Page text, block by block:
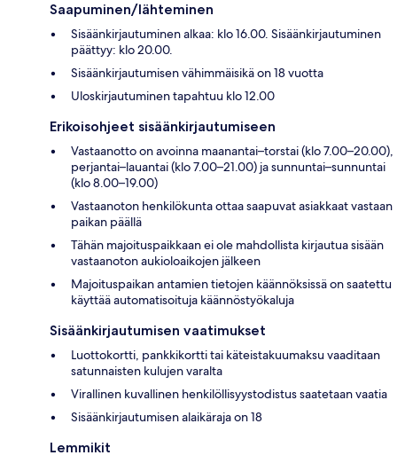
Saapuminen/lähteminen
Sisäänkirjautuminen alkaa: klo 16.00. Sisäänkirjautuminen
päättyy: klo 20.00.
Sisäänkirjautumisen vähimmäisikä on 18 vuotta
Uloskirjautuminen tapahtuu klo 12.00
Erikoisohjeet sisäänkirjautumiseen
Vastaanotto on avoinna maanantai–torstai (klo 7.00–20.00),
perjantai–lauantai (klo 7.00–21.00) ja sunnuntai–sunnuntai
(klo 8.00–19.00)
Vastaanoton henkilökunta ottaa saapuvat asiakkaat vastaan
paikan päällä
Tähän majoituspaikkaan ei ole mahdollista kirjautua sisään
vastaanoton aukioloaikojen jälkeen
Majoituspaikan antamien tietojen käännöksissä on saatettu
käyttää automatisoituja käännöstyökaluja
Sisäänkirjautumisen vaatimukset
Luottokortti, pankkikortti tai käteistakuumaksu vaaditaan
satunnaisten kulujen varalta
Virallinen kuvallinen henkilöllisyystodistus saatetaan vaatia
Sisäänkirjautumisen alaikäraja on 18
Lemmikit